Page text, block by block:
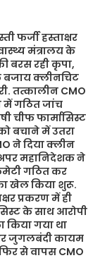
फर्जी हस्ताक्षर
मंत्रालय के
बरस रही कृपा,
बजाय क्लीनचिट
तत्कालीन CMO
में गठित जांच
चीफ फार्मासिस्ट
बचाने में उतरा
ने दिया क्लीन
महानिदेशक ने
गठित कर
खेल किया शुरू.
प्रकरण में ही
के साथ आरोपी
किया गया था
जुगलबंदी कायम
से वापस CMO